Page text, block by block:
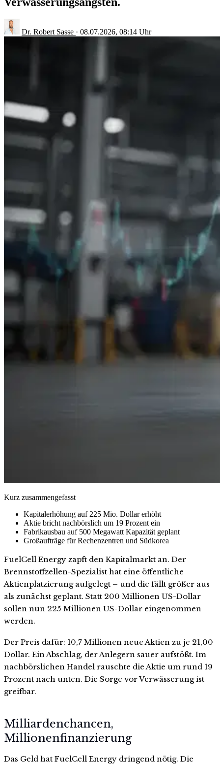
Dr. Robert Sasse · 08.07.2026, 08:14 Uhr
Kurz zusammengefasst
Kapitalerhöhung auf 225 Mio. Dollar erhöht
Aktie bricht nachbörslich um 19 Prozent ein
Fabrikausbau auf 500 Megawatt Kapazität geplant
Großaufträge für Rechenzentren und Südkorea
FuelCell Energy zapft den Kapitalmarkt an. Der
Brennstoffzellen-Spezialist hat eine öffentliche
Aktienplatzierung aufgelegt – und die fällt größer aus
als zunächst geplant. Statt 200 Millionen US-Dollar
sollen nun 225 Millionen US-Dollar eingenommen
werden.
Der Preis dafür: 10,7 Millionen neue Aktien zu je 21,00
Dollar. Ein Abschlag, der Anlegern sauer aufstößt. Im
nachbörslichen Handel rauschte die Aktie um rund 19
Prozent nach unten. Die Sorge vor Verwässerung ist
greifbar.
Milliardenchancen,
Millionenfinanzierung
Das Geld hat FuelCell Energy dringend nötig. Die